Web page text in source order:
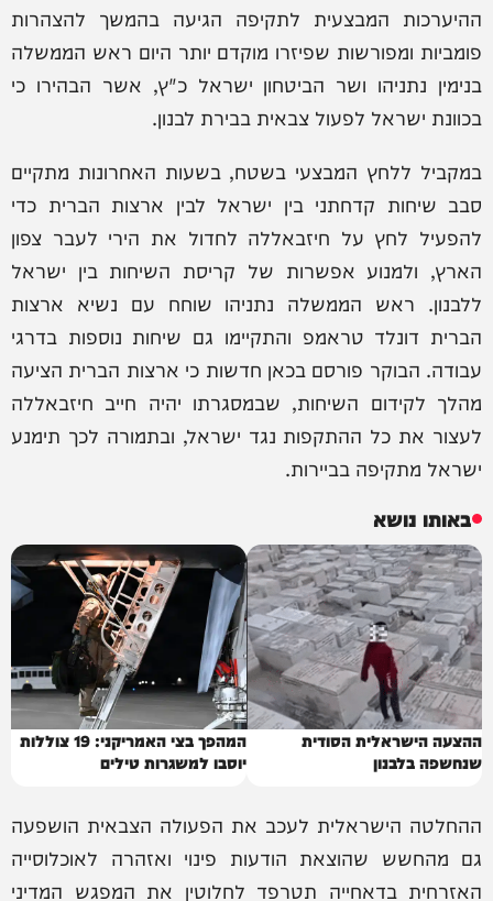
ההיערכות המבצעית לתקיפה הגיעה בהמשך להצהרות
פומביות ומפורשות שפיזרו מוקדם יותר היום ראש הממשלה
בנימין נתניהו ושר הביטחון ישראל כ"ץ, אשר הבהירו כי
בכוונת ישראל לפעול צבאית בבירת לבנון.
במקביל ללחץ המבצעי בשטח, בשעות האחרונות מתקיים
סבב שיחות קדחתני בין ישראל לבין ארצות הברית כדי
להפעיל לחץ על חיזבאללה לחדול את הירי לעבר צפון
הארץ, ולמנוע אפשרות של קריסת השיחות בין ישראל
ללבנון. ראש הממשלה נתניהו שוחח עם נשיא ארצות
הברית דונלד טראמפ והתקיימו גם שיחות נוספות בדרגי
עבודה. הבוקר פורסם בכאן חדשות כי ארצות הברית הציעה
מהלך לקידום השיחות, שבמסגרתו יהיה חייב חיזבאללה
לעצור את כל ההתקפות נגד ישראל, ובתמורה לכך תימנע
ישראל מתקיפה בביירות.
באותו נושא
ההצעה הישראלית הסודית
שנחשפה בלבנון
המהפך בצי האמריקני: 19 צוללות
יוסבו למשגרות טילים
ההחלטה הישראלית לעכב את הפעולה הצבאית הושפעה
גם מהחשש שהוצאת הודעות פינוי ואזהרה לאוכלוסייה
האזרחית בדאחייה תטרפד לחלוטין את המפגש המדיני